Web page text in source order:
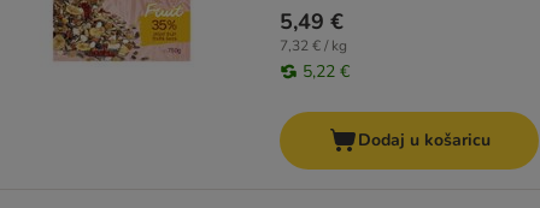
5,49 €
7,32 € / kg
5,22 €
Dodaj u košaricu